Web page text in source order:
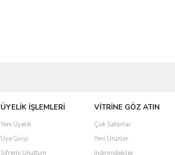
ÜYELİK İŞLEMLERİ
Yeni Üyelik
Üye Girişi
Şifremi Unuttum
VİTRİNE GÖZ ATIN
Çok Satanlar
Yeni Ürünler
İndirimdekiler